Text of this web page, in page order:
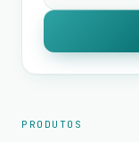
PRODUTOS